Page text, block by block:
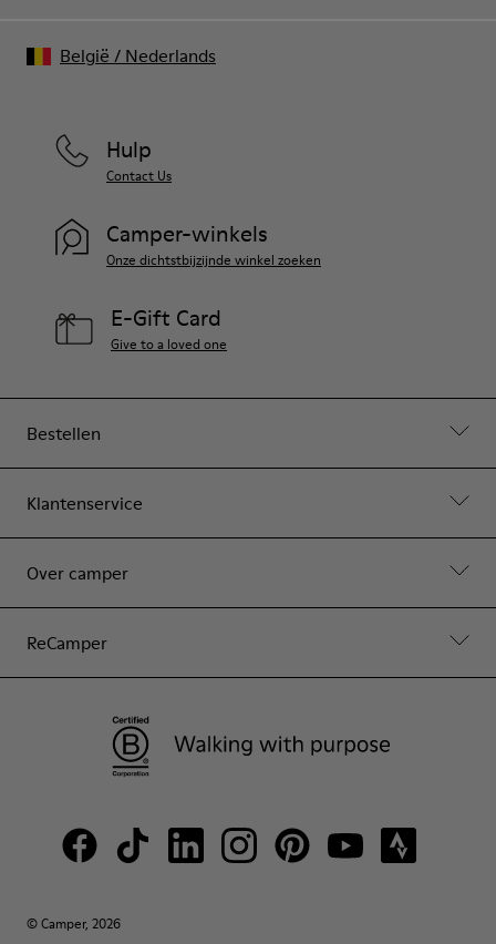
Bestellen
Klantenservice
Over camper
ReCamper
Hulp
Contact Us
Camper-winkels
Onze dichtstbijzijnde winkel zoeken
E-Gift Card
Give to a loved one
© Camper, 2026
België / Nederlands